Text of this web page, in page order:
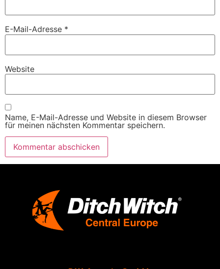
E-Mail-Adresse *
Website
Name, E-Mail-Adresse und Website in diesem Browser
für meinen nächsten Kommentar speichern.